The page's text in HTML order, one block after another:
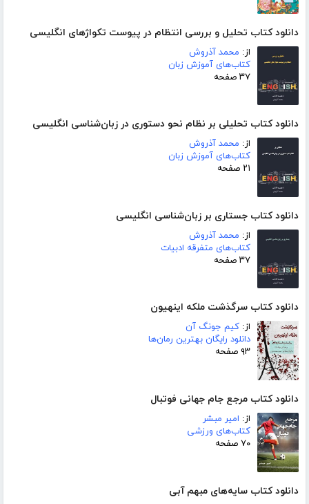
دانلود کتاب تحلیل و بررسی انتظام در پیوست تکواژهای انگلیسی
از: محمد آذروش
کتاب‌های آموزش زبان
۳۷ صفحه
دانلود کتاب تحلیلی بر نظام نحو دستوری در زبان‌شناسی انگلیسی
از: محمد آذروش
کتاب‌های آموزش زبان
۲۱ صفحه
دانلود کتاب جستاری بر زبان‌شناسی انگلیسی
از: محمد آذروش
کتاب‌های متفرقه ادبیات
۳۷ صفحه
دانلود کتاب سرگذشت ملکه اینهیون
از: کیم جونگ آن
دانلود رایگان بهترین رمان‌ها
۹۳ صفحه
دانلود کتاب مرجع جام جهانی فوتبال
از: امیر مبشر
کتاب‌های ورزشی
۷۰ صفحه
دانلود کتاب سایه‌های مبهم آبی